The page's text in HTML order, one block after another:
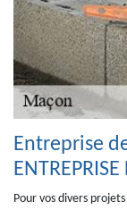
Entreprise
ENTREPRISE
Pour vos divers